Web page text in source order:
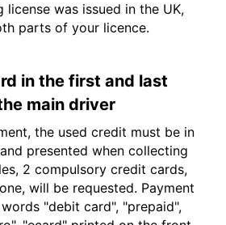
was issued in the UK,
parts of your licence.
in the first and last
main driver
the used credit must be in
presented when collecting
2 compulsory credit cards,
will be requested. Payment
"debit card", "prepaid",